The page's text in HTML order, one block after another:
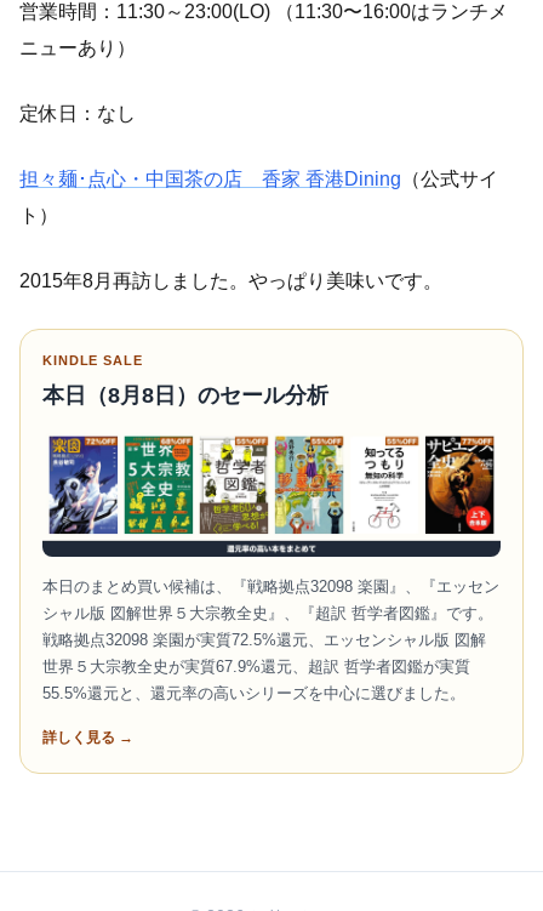
営業時間：11:30～23:00(LO) （11:30〜16:00はランチメ
ニューあり）
定休日：なし
担々麺･点心・中国茶の店 香家 香港Dining （公式サイ
ト）
2015年8月再訪しました。やっぱり美味いです。
KINDLE SALE
本日（8月8日）のセール分析
本日のまとめ買い候補は、『戦略拠点32098 楽園』、『エッセン
シャル版 図解世界５大宗教全史』、『超訳 哲学者図鑑』です。
戦略拠点32098 楽園が実質72.5%還元、エッセンシャル版 図解
世界５大宗教全史が実質67.9%還元、超訳 哲学者図鑑が実質
55.5%還元と、還元率の高いシリーズを中心に選びました。
詳しく見る →